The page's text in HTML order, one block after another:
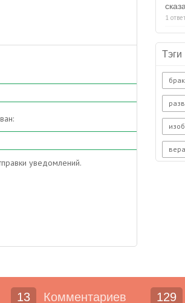
уведомлений.
1
Тэги
брак
вера
13 Комментариев 129